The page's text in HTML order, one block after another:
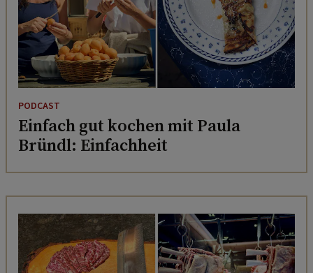
PODCAST
Einfach gut kochen mit Paula
Bründl: Einfachheit